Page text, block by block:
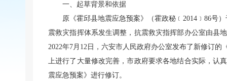
一、起草背景和依据
原《霍邱县地震应急预案》（霍政秘﹝2014﹞86号
震救灾指挥体系发生调整，抗震救灾指挥部办公室由县
2022年7月12日，六安市人民政府办公室发布了新修订
上进行了大量修改完善，市政府要求各地结合实际，认
震应急预案》进行修订。